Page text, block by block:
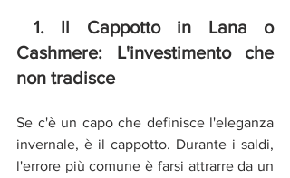
Cashmere: L'investimento che
non tradisce
Se c'è un capo che definisce l'eleganza
invernale, è il cappotto. Durante i saldi,
l'errore più comune è farsi attrarre da un